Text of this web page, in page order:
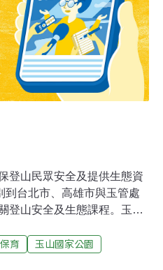
中」的首航。【亞成鳥之野
程時間為四天三夜，具體課
(Leave No Trace)精神操
、野地基本
登山民眾安全及提供生態資
到台北市、高雄市與玉管處
登山安全及生態課程。玉管
萬人，另有4萬2319人登上
規畫「領航玉山」影片，內
育
玉山國家公園